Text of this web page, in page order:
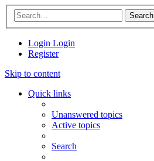
Search
Login Login
Register
Skip to content
Quick links
Unanswered topics
Active topics
Search